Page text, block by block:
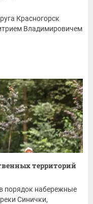
Красногорск
Владимировичем
территорий
порядок набережные
Синички,